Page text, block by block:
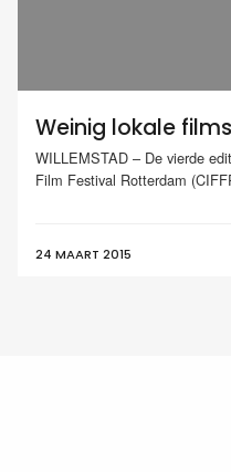
Weinig lokale films
WILLEMSTAD – De vierde
Film Festival Rotterdam
24 MAART 2015